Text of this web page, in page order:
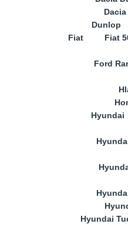
Dunlop
Fiat
Fiat
Ford
Hyundai
Hyundai